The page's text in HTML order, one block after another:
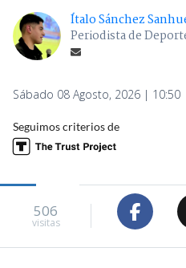
Ítalo Sánchez
Periodista de
Sábado 08 Agosto, 2026 | 10:50
Seguimos criterios de
506
visitas